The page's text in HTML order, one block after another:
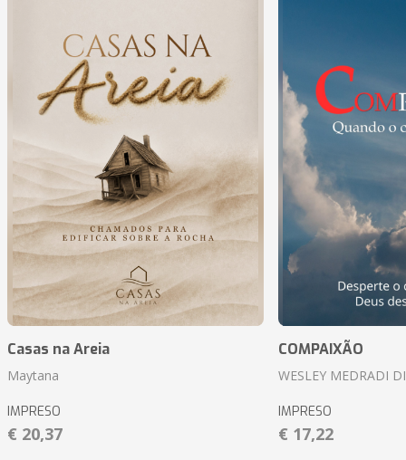
Casas na Areia
Maytana
IMPRESO
€ 20,37
COMPAIXÃO
WESLEY MEDRADI
IMPRESO
€ 17,22